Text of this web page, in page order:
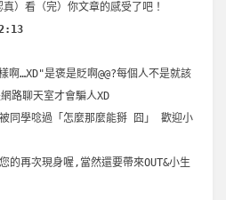
）看（完）你文章的感受了吧！
…XD"是褒是貶啊@@?每個人不是就該
路聊天室才會騙人XD
同學唸過「怎麼那麼能掰 囧」 歡迎小
的再次現身喔,當然還要帶來OUT&小生